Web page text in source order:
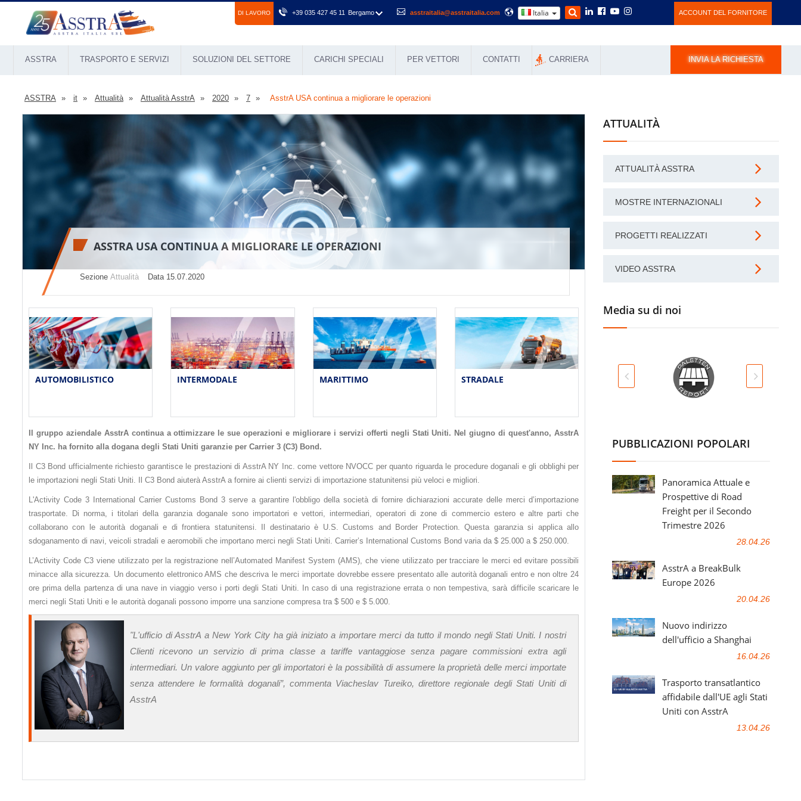
DI LAVORO +39 035 427 45 11 Bergamo asstraitalia@asstraitalia.com Italia ACCOUNT DEL FORNITORE
ASSTRA TRASPORTO E SERVIZI SOLUZIONI DEL SETTORE CARICHI SPECIALI PER VETTORI CONTATTI CARRIERA INVIA LA RICHIESTA
ASSTRA it Attualità Attualità AsstrA 2020 7 AsstrA USA continua a migliorare le operazioni
ASSTRA USA CONTINUA A MIGLIORARE LE OPERAZIONI
Sezione Attualità Datа 15.07.2020
AUTOMOBILISTICO INTERMODALE MARITTIMO STRADALE
Il gruppo aziendale AsstrA continua a ottimizzare le sue operazioni e migliorare i servizi offerti negli Stati Uniti. Nel giugno di quest'anno, AsstrA
NY Inc. ha fornito alla dogana degli Stati Uniti garanzie per Carrier 3 (C3) Bond.
Il C3 Bond ufficialmente richiesto garantisce le prestazioni di AsstrA NY Inc. come vettore NVOCC per quanto riguarda le procedure doganali e gli obblighi per
le importazioni negli Stati Uniti. Il C3 Bond aiuterà AsstrA a fornire ai clienti servizi di importazione statunitensi più veloci e migliori.
L'Activity Code 3 International Carrier Customs Bond 3 serve a garantire l'obbligo della società di fornire dichiarazioni accurate delle merci d’importazione
trasportate. Di norma, i titolari della garanzia doganale sono importatori e vettori, intermediari, operatori di zone di commercio estero e altre parti che
collaborano con le autorità doganali e di frontiera statunitensi. Il destinatario è U.S. Customs and Border Protection. Questa garanzia si applica allo
sdoganamento di navi, veicoli stradali e aeromobili che importano merci negli Stati Uniti. Carrier’s International Customs Bond varia da $ 25.000 a $ 250.000.
L’Activity Code C3 viene utilizzato per la registrazione nell’Automated Manifest System (AMS), che viene utilizzato per tracciare le merci ed evitare possibili
minacce alla sicurezza. Un documento elettronico AMS che descriva le merci importate dovrebbe essere presentato alle autorità doganali entro e non oltre 24
ore prima della partenza di una nave in viaggio verso i porti degli Stati Uniti. In caso di una registrazione errata o non tempestiva, sarà difficile scaricare le
merci negli Stati Uniti e le autorità doganali possono imporre una sanzione compresa tra $ 500 e $ 5.000.
"L'ufficio di AsstrA a New York City ha già iniziato a importare merci da tutto il mondo negli Stati Uniti. I nostri
Сlienti ricevono un servizio di prima classe a tariffe vantaggiose senza pagare commissioni extra agli
intermediari. Un valore aggiunto per gli importatori è la possibilità di assumere la proprietà delle merci importate
senza attendere le formalità doganali”, commenta Viacheslav Tureiko, direttore regionale degli Stati Uniti di
AsstrA
ATTUALITÀ
ATTUALITÀ ASSTRA
MOSTRE INTERNAZIONALI
PROGETTI REALIZZATI
VIDEO ASSTRA
Media su di noi
PUBBLICAZIONI POPOLARI
Panoramica Attuale e
Prospettive di Road
Freight per il Secondo
Trimestre 2026
28.04.26
AsstrA a BreakBulk
Europe 2026
20.04.26
Nuovo indirizzo
dell'ufficio a Shanghai
16.04.26
Trasporto transatlantico
affidabile dall'UE agli Stati
Uniti con AsstrA
13.04.26